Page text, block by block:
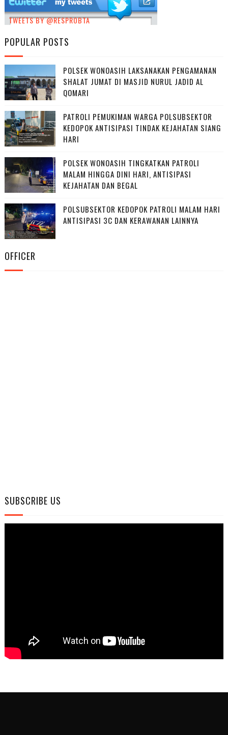
TWEETS BY @RESPROBTA
POPULAR POSTS
POLSEK WONOASIH LAKSANAKAN PENGAMANAN
SHALAT JUMAT DI MASJID NURUL JADID AL
QOMARI
PATROLI PEMUKIMAN WARGA POLSUBSEKTOR
KEDOPOK ANTISIPASI TINDAK KEJAHATAN SIANG
HARI
POLSEK WONOASIH TINGKATKAN PATROLI
MALAM HINGGA DINI HARI, ANTISIPASI
KEJAHATAN DAN BEGAL
POLSUBSEKTOR KEDOPOK PATROLI MALAM HARI
ANTISIPASI 3C DAN KERAWANAN LAINNYA
OFFICER
SUBSCRIBE US